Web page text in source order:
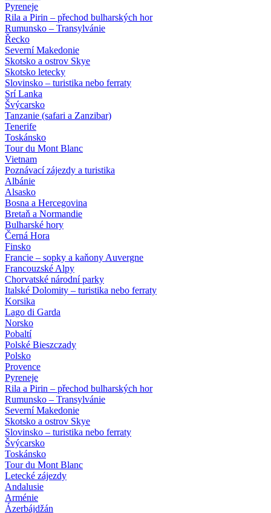
Pyreneje
Rila a Pirin – přechod bulharských hor
Rumunsko – Transylvánie
Řecko
Severní Makedonie
Skotsko a ostrov Skye
Skotsko letecky
Slovinsko – turistika nebo ferraty
Srí Lanka
Švýcarsko
Tanzanie (safari a Zanzibar)
Tenerife
Toskánsko
Tour du Mont Blanc
Vietnam
Poznávací zájezdy a turistika
Albánie
Alsasko
Bosna a Hercegovina
Bretaň a Normandie
Bulharské hory
Černá Hora
Finsko
Francie – sopky a kaňony Auvergne
Francouzské Alpy
Chorvatské národní parky
Italské Dolomity – turistika nebo ferraty
Korsika
Lago di Garda
Norsko
Pobaltí
Polské Bieszczady
Polsko
Provence
Pyreneje
Rila a Pirin – přechod bulharských hor
Rumunsko – Transylvánie
Severní Makedonie
Skotsko a ostrov Skye
Slovinsko – turistika nebo ferraty
Švýcarsko
Toskánsko
Tour du Mont Blanc
Letecké zájezdy
Andalusie
Arménie
Ázerbájdžán